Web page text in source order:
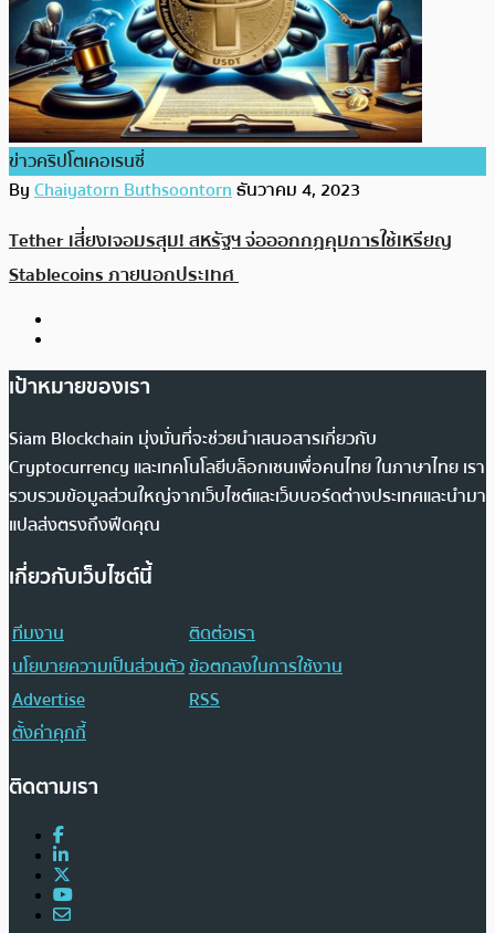
ข่าวคริปโตเคอเรนซี่
ByChaiyatorn Buthsoontornธันวาคม 4, 2023
Tether เสี่ยงเจอมรสุม! สหรัฐฯ จ่อออกกฎคุมการใช้เหรียญ
Stablecoins ภายนอกประเทศ
เป้าหมายของเรา
Siam Blockchain มุ่งมั่นที่จะช่วยนำเสนอสารเกี่ยวกับ
Cryptocurrency และเทคโนโลยีบล็อกเชนเพื่อคนไทย ในภาษาไทย เรา
รวบรวมข้อมูลส่วนใหญ่จากเว็บไซต์และเว็บบอร์ดต่างประเทศและนำมา
แปลส่งตรงถึงฟีดคุณ
เกี่ยวกับเว็บไซต์นี้
ทีมงาน
ติดต่อเรา
นโยบายความเป็นส่วนตัวข้อตกลงในการใช้งาน
Advertise
RSS
ตั้งค่าคุกกี้
ติดตามเรา